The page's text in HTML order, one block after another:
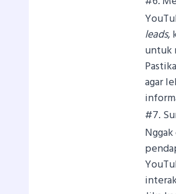
leads,
untuk
agar
#7.